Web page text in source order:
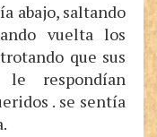
abajo, saltando
vuelta los
que sus
respondían
. se sentía